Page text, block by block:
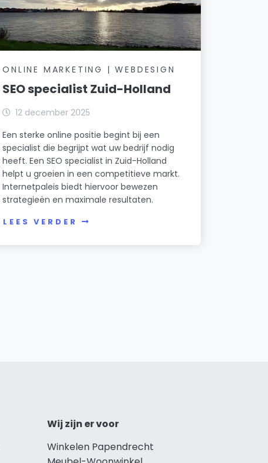
ONLINE MARKETING | WEBDESIGN
SEO specialist Zuid-Holland
12 december 2025
Een sterke online positie begint bij een
specialist die begrijpt wat uw bedrijf nodig
heeft. Een SEO specialist in Zuid-Holland
helpt u groeien in een competitieve markt.
Internetpaleis biedt hiervoor bewezen
strategieën en maximale resultaten.
LEES VERDER
Wij zijn er voor
Winkelen Papendrecht